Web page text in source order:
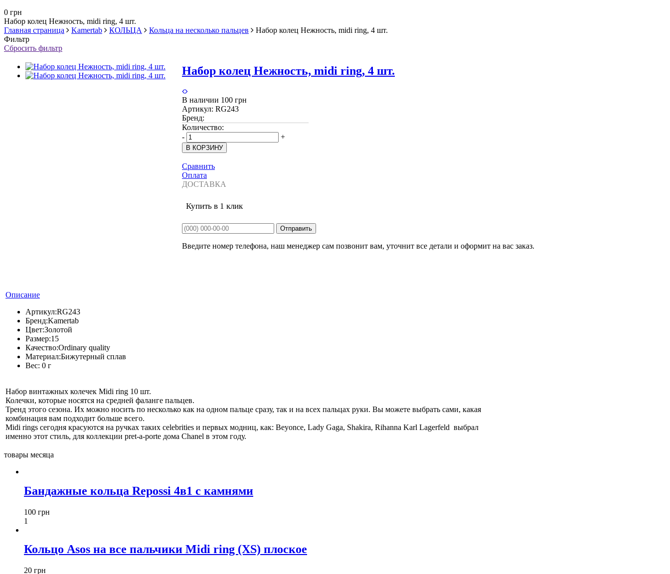
0 грн
Набор колец Нежность, midi ring, 4 шт.
Главная страница
Kamertab КОЛЬЦА Кольца на несколько пальцев
Набор колец Нежность, midi ring, 4 шт.
Фильтр
Сбросить фильтр
Набор колец Нежность, midi ring, 4 шт.
В наличии 100 грн
Артикул: RG243
Бренд:
Количество:
-
+
Сравнить
Оплата
ДОСТАВКА
Купить в 1 клик
Введите номер телефона, наш менеджер сам позвонит вам, уточнит все детали и оформит на вас заказ.
Описание
Артикул:RG243
Бренд:Kamertab
Цвет:Золотой
Размер:15
Качество:Ordinary quality
Материал:Бижутерный сплав
Вес: 0 г
Набор винтажных колечек Midi ring 10 шт.
Колечки, которые носятся на средней фаланге пальцев.
Тренд этого сезона. Их можно носить по несколько как на одном пальце сразу, так и на всех пальцах руки. Вы можете выбрать сами, какая
комбинация вам подходит больше всего.
Midi rings сегодня красуются на ручках таких celebrities и первых модниц, как: Beyonce, Lady Gaga, Shakira, Rihanna Karl Lagerfeld выбрал
именно этот стиль, для коллекции pret-a-porte дома Chanel в этом году.
товары месяца
Бандажные кольца Repossi 4в1 с камнями
100 грн
1
Кольцо Asos на все пальчики Midi ring (XS) плоское
20 грн